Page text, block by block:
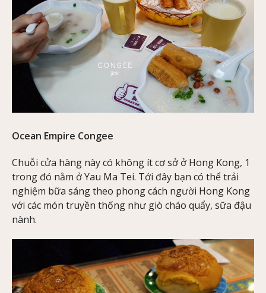
Ocean Empire Congee
Chuỗi cửa hàng này có không ít cơ sở ở Hong Kong, 1
trong đó nằm ở Yau Ma Tei. Tới đây bạn có thể trải
nghiệm bữa sáng theo phong cách người Hong Kong
với các món truyền thống như giò cháo quẩy, sữa đậu
nành.